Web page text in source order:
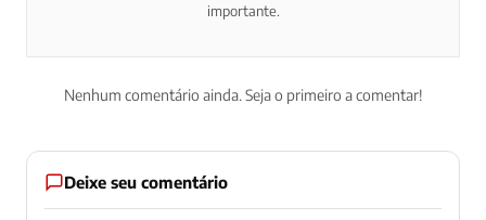
importante.
Nenhum comentário ainda. Seja o primeiro a comentar!
Deixe seu comentário